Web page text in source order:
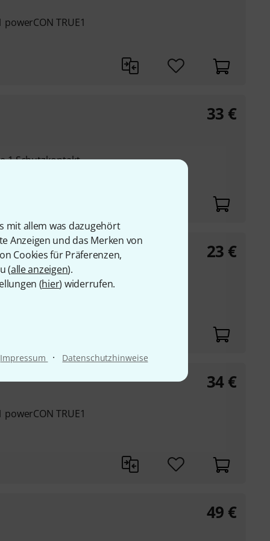
mit allem was dazugehört
Anzeigen und das Merken von
Cookies für Präferenzen,
(alle anzeigen).
(hier) widerrufen.
Impressum · Datenschutzhinweise
powerCON TRUE1
1 Schutzkontakt
33 €
23 €
powerCON TRUE1
34 €
49 €